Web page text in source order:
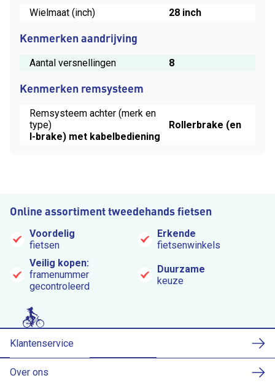
Wielmaat (inch) 28 inch
Kenmerken aandrijving
Aantal versnellingen 8
Kenmerken remsysteem
Remsysteem achter (merk en
type)
Rollerbrake (en
I-brake) met kabelbediening
Online assortiment tweedehands fietsen
Voordelig
fietsen
Erkende
fietsenwinkels
Veilig kopen:
framenummer
gecontroleerd
Duurzame
keuze
Klantenservice
Over ons